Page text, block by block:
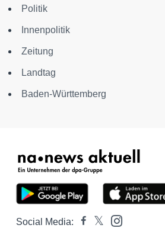
Politik
Innenpolitik
Zeitung
Landtag
Baden-Württemberg
Social Media: